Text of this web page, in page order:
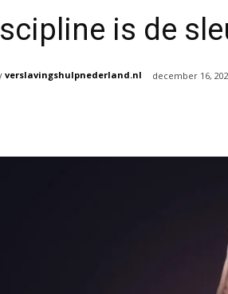
is de
verslavingshulpnederland.nl december 16,